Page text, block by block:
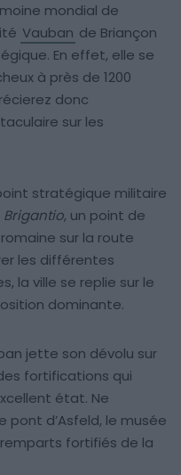
mondial de
Vauban de Briançon
En effet, elle se
à près de 1200
donc
sur les
stratégique militaire
Brigantio, un point de
sur la route
les différentes
la ville se replie sur le
dominante.
jette son dévolu sur
fortifications qui
état. Ne
pont d’Asfeld, le musée
fortifiés de la